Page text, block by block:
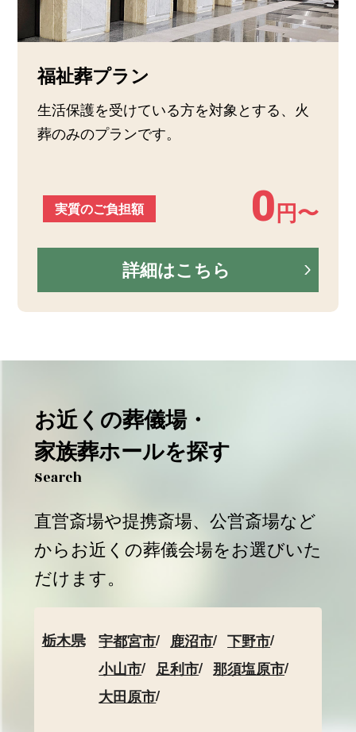
福祉葬プラン
生活保護を受けている方を対象とする、火
葬のみのプランです。
実質のご負担額 0 円〜
詳細はこちら
お近くの葬儀場・
家族葬ホールを探す
Search
直営斎場や提携斎場、公営斎場など
からお近くの葬儀会場をお選びいた
だけます。
栃木県 宇都宮市 鹿沼市
下野市
小山市
足利市
那須塩原市
大田原市